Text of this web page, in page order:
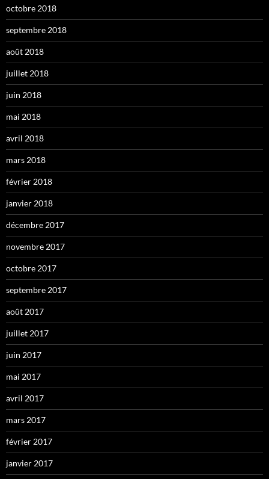
octobre 2018
septembre 2018
août 2018
juillet 2018
juin 2018
mai 2018
avril 2018
mars 2018
février 2018
janvier 2018
décembre 2017
novembre 2017
octobre 2017
septembre 2017
août 2017
juillet 2017
juin 2017
mai 2017
avril 2017
mars 2017
février 2017
janvier 2017